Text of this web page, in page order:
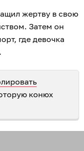
жертву в свою
Затем он
где девочка
конюх